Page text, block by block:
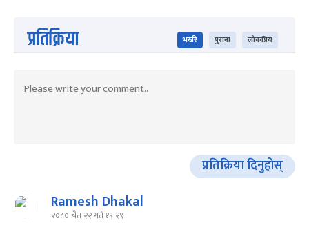
प्रतिक्रिया भर्खरै पुराना लोकप्रिय
प्रतिक्रिया दिनुहोस्
Ramesh Dhakal
२०८० चैत २२ गते १९:२९